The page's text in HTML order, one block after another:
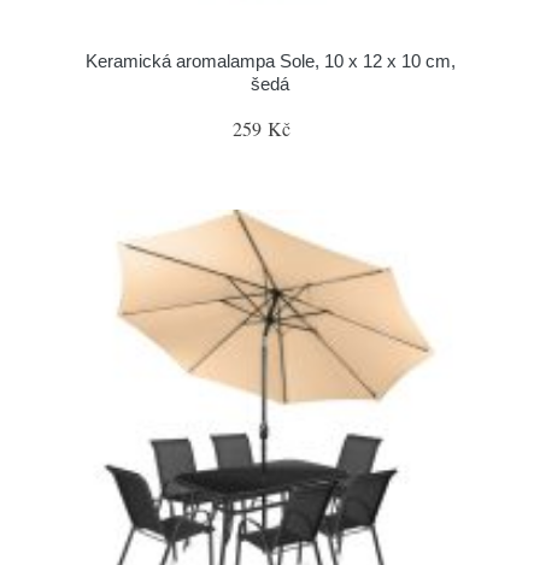
Keramická aromalampa Sole, 10 x 12 x 10 cm,
šedá
259 Kč